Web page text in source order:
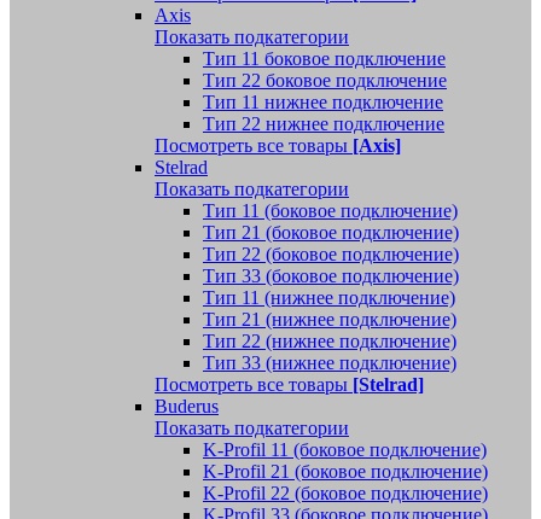
Axis
Показать подкатегории
Тип 11 боковое подключение
Тип 22 боковое подключение
Тип 11 нижнее подключение
Тип 22 нижнее подключение
Посмотреть все товары [Axis]
Stelrad
Показать подкатегории
Tип 11 (боковое подключение)
Тип 21 (боковое подключение)
Тип 22 (боковое подключение)
Тип 33 (боковое подключение)
Тип 11 (нижнее подключение)
Тип 21 (нижнее подключение)
Тип 22 (нижнее подключение)
Тип 33 (нижнее подключение)
Посмотреть все товары [Stelrad]
Buderus
Показать подкатегории
K-Profil 11 (боковое подключение)
K-Profil 21 (боковое подключение)
K-Profil 22 (боковое подключение)
K-Profil 33 (боковое подключение)